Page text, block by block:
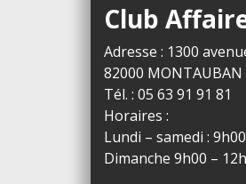
Club
Adresse : 1300
82000 MONTAUBAN
Tél. : 05 63 91 91 81
Horaires :
Lundi – samedi :
Dimanche 9h00 –